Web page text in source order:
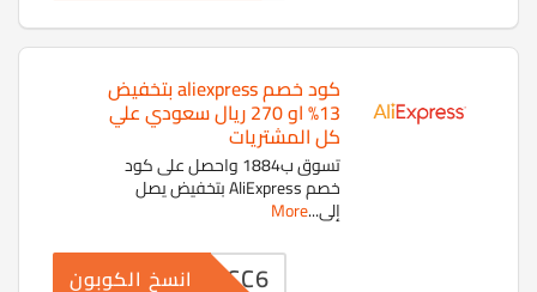
كود خصم aliexpress بتخفيض
13% او 270 ريال سعودي علي
كل المشتريات
تسوق ب1884 واحصل على كود
خصم AliExpress بتخفيض يصل
إلى...
More
GCC6 انسخ الكوبون